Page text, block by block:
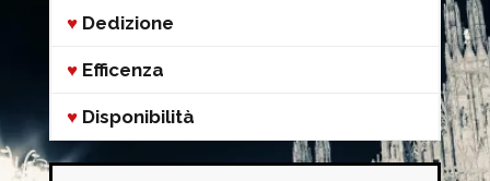
♥ Dedizione
♥ Efficenza
♥ Disponibilità